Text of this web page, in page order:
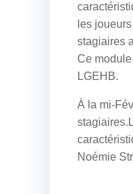
les
stagiaires
Ce
LGEHB.
À la mi-
Noémie